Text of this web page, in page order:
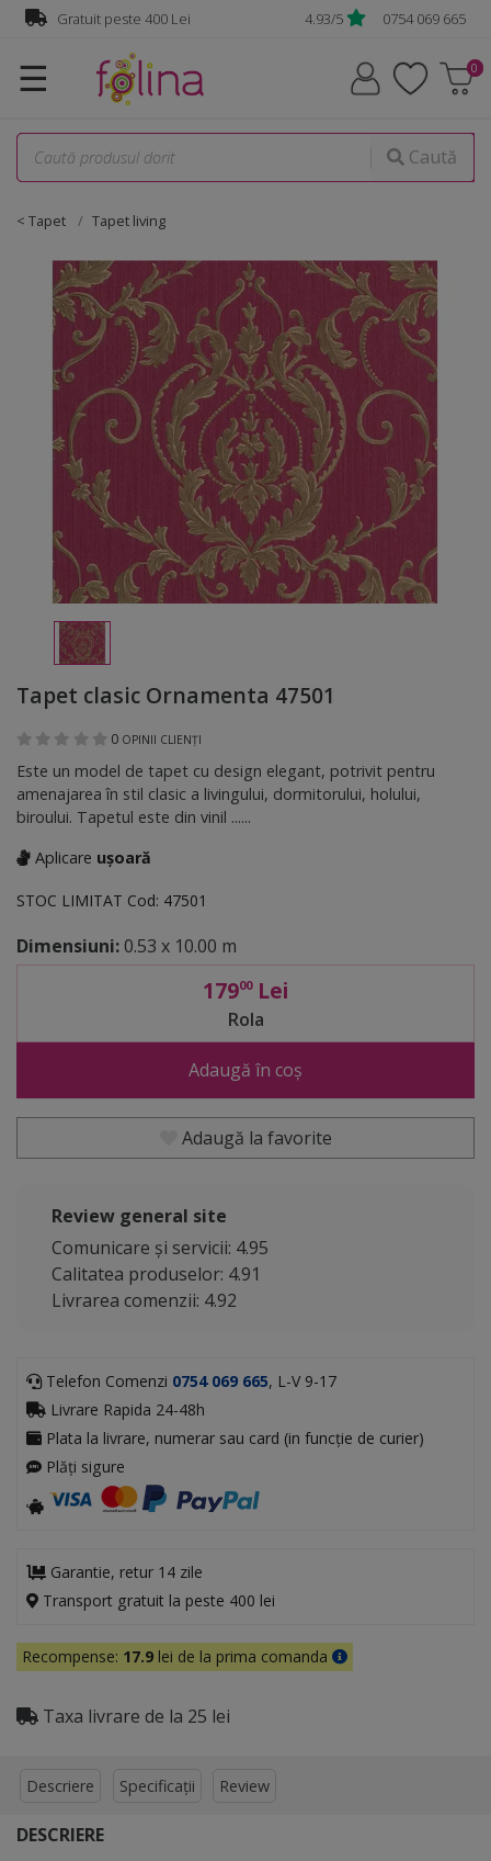
Gratuit peste 400 Lei 4.93/5 0754 069 665
☰
Caută
< Tapet Tapet living
Tapet clasic Ornamenta 47501
0 OPINII CLIENȚI
Este un model de tapet cu design elegant, potrivit pentru
amenajarea în stil clasic a livingului, dormitorului, holului,
biroului. Tapetul este din vinil ......
Aplicare ușoară
STOC LIMITAT Cod: 47501
Dimensiuni:0.53 x 10.00 m
17900Lei
Rola
Adaugă în coș
Adaugă la favorite
Review general site
Comunicare și servicii: 4.95
Calitatea produselor: 4.91
Livrarea comenzii: 4.92
Telefon Comenzi 0754 069 665, L-V 9-17
Livrare Rapida 24-48h
Plata la livrare, numerar sau card (in funcție de curier)
Plăți sigure
Garantie, retur 14 zile
Transport gratuit la peste 400 lei
Recompense: 17.9 lei de la prima comanda
Taxa livrare de la 25 lei
Descriere Specificații Review
DESCRIERE